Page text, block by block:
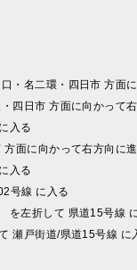
・名二環・四日市 方面
四日市 方面に向かって
入る
面に向かって右方向に
入る
号線 に入る
を左折して 県道15号線
瀬戸街道/県道15号線 に